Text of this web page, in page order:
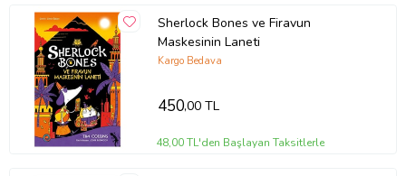
Cilt Tipi
Ciltsiz
Kağıt Cinsi
2. Hamur
Sayfa Sayısı 96
Yayın Dili
Türkçe
Yazar
Alexandre Dumas
Ürün Kodu:kcm49886489
Sherlock Bones ve Firavun
Maskesinin Laneti
Kargo Bedava
450,00 TL
48,00 TL'den Başlayan Taksitlerle